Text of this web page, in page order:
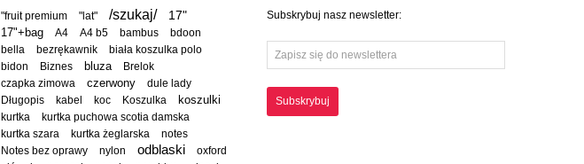
"fruit premium "lat" /szukaj/ 17"
17"+bag A4 A4 b5 bambus bdoon
bella bezrękawnik
biała koszulka polo
bidon
Biznes bluza
Brelok
czapka zimowa
czerwony
dule lady
Długopis
kabel koc Koszulka
koszulki
kurtka
kurtka puchowa scotia damska
kurtka szara
kurtka żeglarska notes
Notes bez oprawy nylon odblaski
oxford
Subskrybuj nasz newsletter:
Subskrybuj